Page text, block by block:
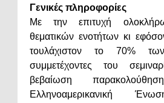
Γενικές πληροφορίες
Με την επιτυχή
θεματικών ενοτήτων κι
τουλάχιστον το 70%
συμμετέχοντες του
βεβαίωση
Ελληνοαμερικανική